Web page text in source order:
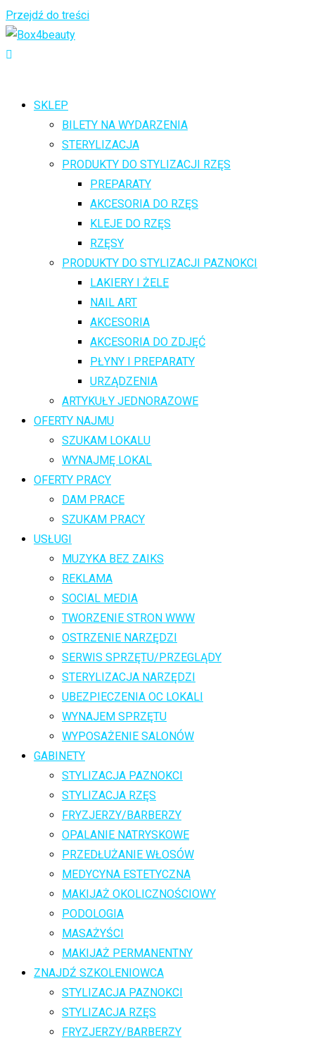
Przejdź do treści
SKLEP
BILETY NA WYDARZENIA
STERYLIZACJA
PRODUKTY DO STYLIZACJI RZĘS
PREPARATY
AKCESORIA DO RZĘS
KLEJE DO RZĘS
RZĘSY
PRODUKTY DO STYLIZACJI PAZNOKCI
LAKIERY I ŻELE
NAIL ART
AKCESORIA
AKCESORIA DO ZDJĘĆ
PŁYNY I PREPARATY
URZĄDZENIA
ARTYKUŁY JEDNORAZOWE
OFERTY NAJMU
SZUKAM LOKALU
WYNAJMĘ LOKAL
OFERTY PRACY
DAM PRACE
SZUKAM PRACY
USŁUGI
MUZYKA BEZ ZAIKS
REKLAMA
SOCIAL MEDIA
TWORZENIE STRON WWW
OSTRZENIE NARZĘDZI
SERWIS SPRZĘTU/PRZEGLĄDY
STERYLIZACJA NARZĘDZI
UBEZPIECZENIA OC LOKALI
WYNAJEM SPRZĘTU
WYPOSAŻENIE SALONÓW
GABINETY
STYLIZACJA PAZNOKCI
STYLIZACJA RZĘS
FRYZJERZY/BARBERZY
OPALANIE NATRYSKOWE
PRZEDŁUŻANIE WŁOSÓW
MEDYCYNA ESTETYCZNA
MAKIJAŻ OKOLICZNOŚCIOWY
PODOLOGIA
MASAŻYŚCI
MAKIJAŻ PERMANENTNY
ZNAJDŹ SZKOLENIOWCA
STYLIZACJA PAZNOKCI
STYLIZACJA RZĘS
FRYZJERZY/BARBERZY